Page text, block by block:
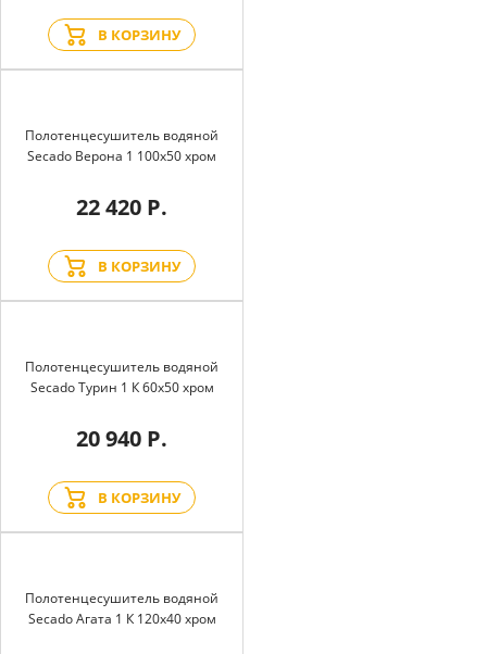
В КОРЗИНУ
Полотенцесушитель водяной
Secado Верона 1 100x50 хром
22 420 Р.
В КОРЗИНУ
Полотенцесушитель водяной
Secado Турин 1 К 60x50 хром
20 940 Р.
В КОРЗИНУ
Полотенцесушитель водяной
Secado Агата 1 К 120x40 хром